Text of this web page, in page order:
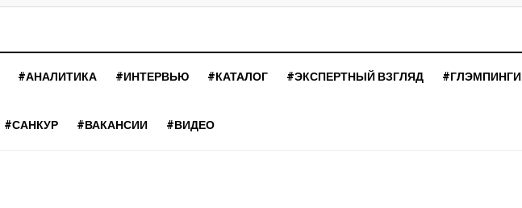
#АНАЛИТИКА #ИНТЕРВЬЮ #КАТАЛОГ #ЭКСПЕРТНЫЙ ВЗГЛЯД #ГЛЭМПИНГИ
#САНКУР #ВАКАНСИИ #ВИДЕО